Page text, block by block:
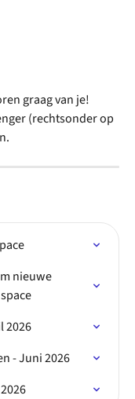
graag van je!
(rechtsonder op
nieuwe
2026
- Juni 2026